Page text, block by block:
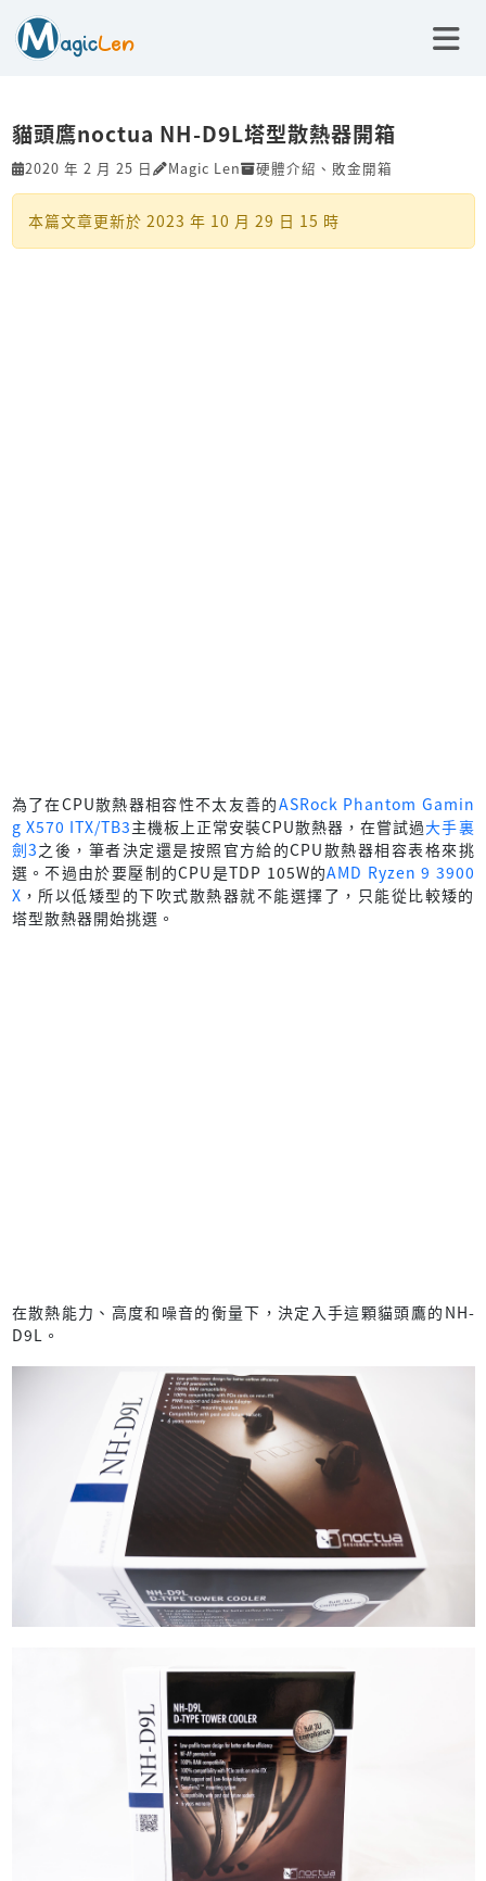
貓頭鷹noctua NH-D9L塔型散熱器開箱
2020 年 2 月 25 日 Magic Len 硬體介紹 、 敗金開箱
本篇文章更新於 2023 年 10 月 29 日 15 時
為了在CPU散熱器相容性不太友善的ASRock Phantom Gamin
g X570 ITX/TB3主機板上正常安裝CPU散熱器，在嘗試過大手裏
劍3之後，筆者決定還是按照官方給的CPU散熱器相容表格來挑
選。不過由於要壓制的CPU是TDP 105W的AMD Ryzen 9 3900
X ，所以低矮型的下吹式散熱器就不能選擇了，只能從比較矮的
塔型散熱器開始挑選。
在散熱能力、高度和噪音的衡量下，決定入手這顆貓頭鷹的NH-
D9L。